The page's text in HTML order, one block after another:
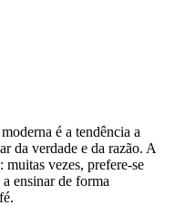
é a tendência a
da verdade e da razão. A
vezes, prefere-se
ensinar de forma